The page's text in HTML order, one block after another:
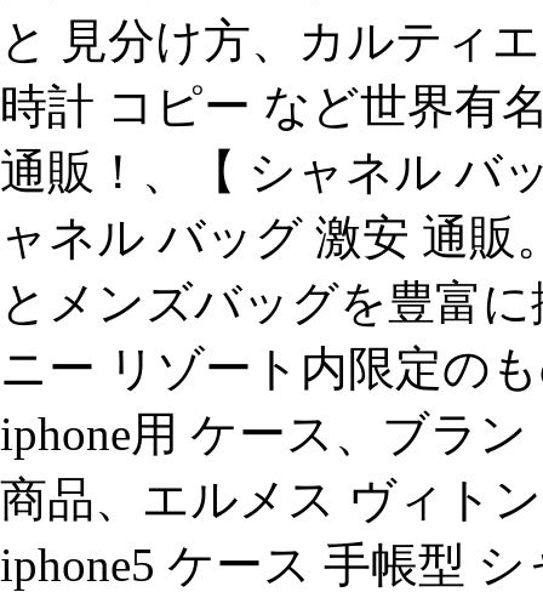
と 見分け方、カルティ
時計 コピー など世界有
通販！、【 シャネル バ
ャネル バッグ 激安 通
とメンズバッグを豊富
ニー リゾート内限定の
iphone用 ケース、ブラ
商品、エルメス ヴィト
iphone5 ケース 手帳型